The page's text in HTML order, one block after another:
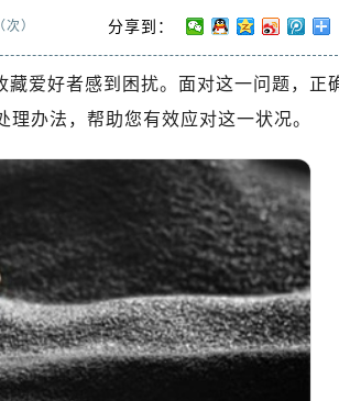
次） 分享到：
爱好者感到困扰。面对这一问题，正
办法，帮助您有效应对这一状况。